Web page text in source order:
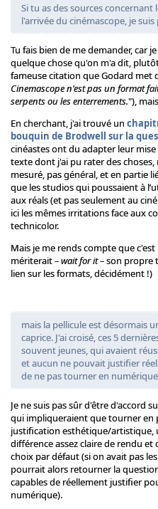
Si tu as des sources concernant
l'arrivée du cinémascope, je suis
Tu fais bien de me demander, car
quelque chose qu'on m'a dit,
fameuse citation que Godard met
Cinemascope n'est pas un format
serpents ou les enterrements."),
En cherchant, j'ai trouvé un
bouquin de Brodwell sur la
cinéastes ont du adapter leur mise
texte dont j'ai pu rater des
mesuré, pas général, et en partie
que les studios qui poussaient à
aux réals (et pas seulement au
ici les mêmes irritations face aux
technicolor.
Mais je me rends compte que
mériterait– wait for it –son propre
lien sur les formats, décidément !)
mais la pellicule est désormais
caprice. J'ai croisé, ces 5
souvent jeunes, qui avaient
et aucun ne pouvait justifier
de ne pas tourner en
Je ne suis pas sûr d'être d'accord
qui impliqueraient que tourner en
justification esthétique/artistique,
différence assez claire de rendu
choix par défaut (si on avait pas
pourrait alors retourner la
capables de réellement justifier
numérique).